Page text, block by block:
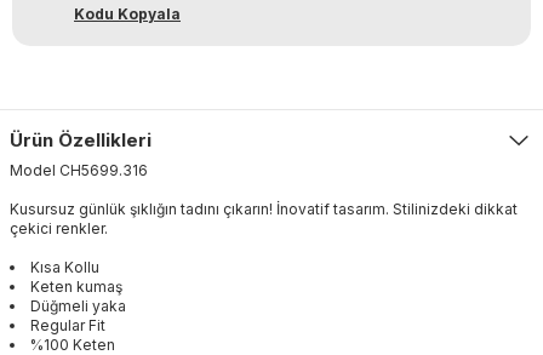
Kodu Kopyala
Ürün Özellikleri
Model CH5699.316
Kusursuz günlük şıklığın tadını çıkarın! İnovatif tasarım. Stilinizdeki dikkat
çekici renkler.
Kısa Kollu
Keten kumaş
Düğmeli yaka
Regular Fit
%100 Keten